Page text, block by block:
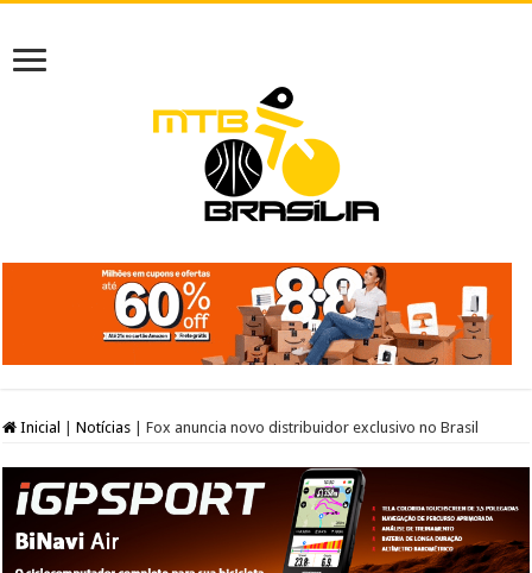
Inicial Notícias Fox anuncia novo distribuidor exclusivo no Brasil